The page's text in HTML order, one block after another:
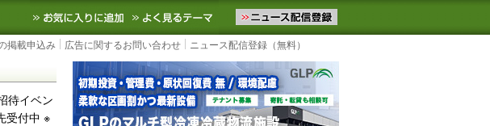
内外の最新の物流ニュースをお届けします。物流ニュースメール配信を登録す
お気に入りに追加 よく見るテーマ
掲載申込み 広告に関するお問い合わせ ニュース配信登録（無料）
待イベン
受付中 ※